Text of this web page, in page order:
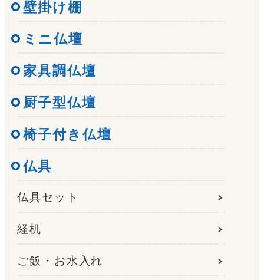
壁掛け棚
ミニ仏壇
家具調仏壇
厨子型仏壇
椅子付き仏壇
仏具
仏具セット
経机
ご飯・お水入れ